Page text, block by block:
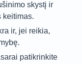
skystį ir
keitimas.
ir, jei reikia,
patikrinkite